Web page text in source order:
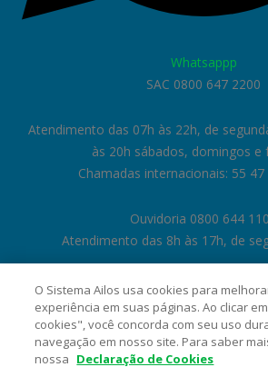
Whatsappp
SAC 0800 647 2200
Atendimento das 07h às 22h, de
às 20h sábados, domingos e
Chamadas internacionais: 55
Ouvidoria 0800 644
Atendimento das 8h às 17h, de
O Sistema Ailos usa cookies para
experiência em suas páginas. Ao clicar
cookies", você concorda com seu uso
navegação em nosso site. Para saber
nossa Declaração de Cookies